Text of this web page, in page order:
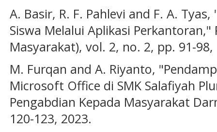
A. Basir, R. F. Pahlevi and F. A.
Siswa Melalui Aplikasi Perkantoran,"
Masyarakat), vol. 2, no. 2, pp. 91-98,
M. Furqan and A. Riyanto,
Microsoft Office di SMK Salafiyah
Pengabdian Kepada Masyarakat
120-123, 2023.